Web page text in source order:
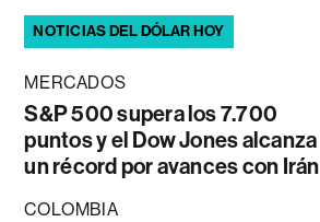
NOTICIAS DEL DÓLAR HOY
MERCADOS
S&P 500 supera los 7.700
puntos y el Dow Jones alcanza
un récord por avances con Irán
COLOMBIA